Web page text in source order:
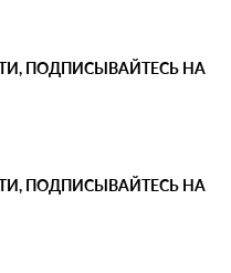
ПОДПИСЫВАЙТЕСЬ НА
ПОДПИСЫВАЙТЕСЬ НА